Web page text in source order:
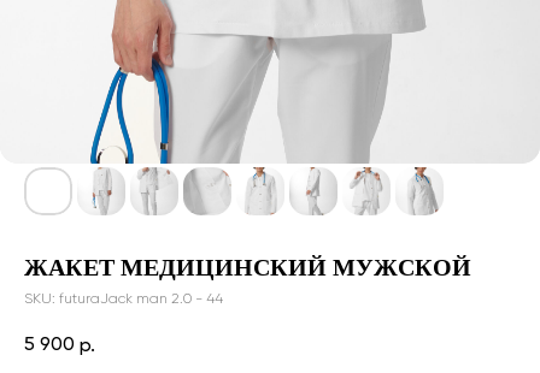
ЖАКЕТ МЕДИЦИНСКИЙ МУЖСКОЙ
SKU: futuraJack man 2.0 - 44
5 900 р.